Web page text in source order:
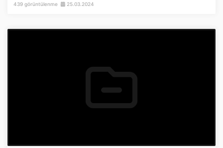
439 görüntülenme 25.03.2024